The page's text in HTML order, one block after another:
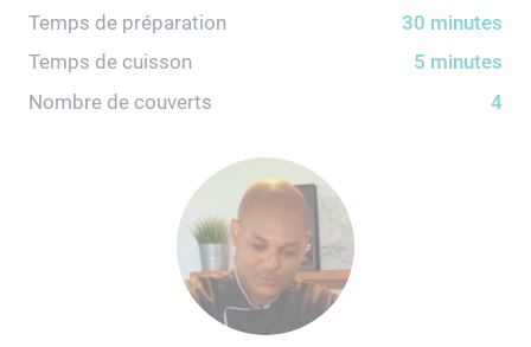
Temps de préparation
30 minutes
Temps de cuisson
5 minutes
Nombre de couverts
4